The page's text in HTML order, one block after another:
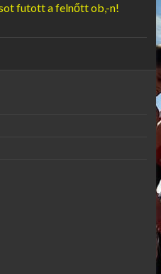
futott a felnőtt ob,-n!